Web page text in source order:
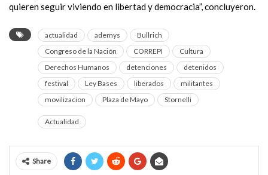
quieren seguir viviendo en libertad y democracia”, concluyeron.
actualidad ademys
Bullrich
Congreso de la Nación
CORREPI
Cultura
Derechos Humanos
detenciones
detenidos
festival
Ley Bases liberados
militantes
movilizacion
Plaza de Mayo Stornelli
Actualidad
Share